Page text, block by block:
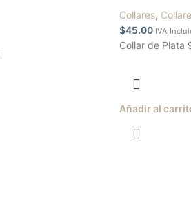
Collares,
$45.00 IVA
Collar de Plata
Añadir al